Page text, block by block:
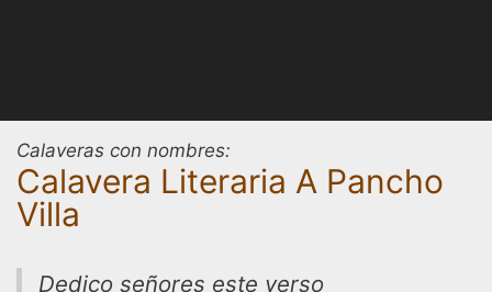
Calaveras con nombres:
Calavera Literaria A Pancho
Villa
Dedico señores este verso